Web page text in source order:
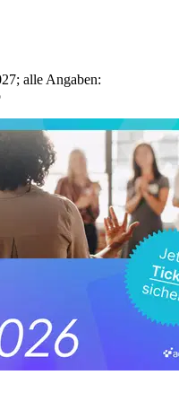
alle Angaben: